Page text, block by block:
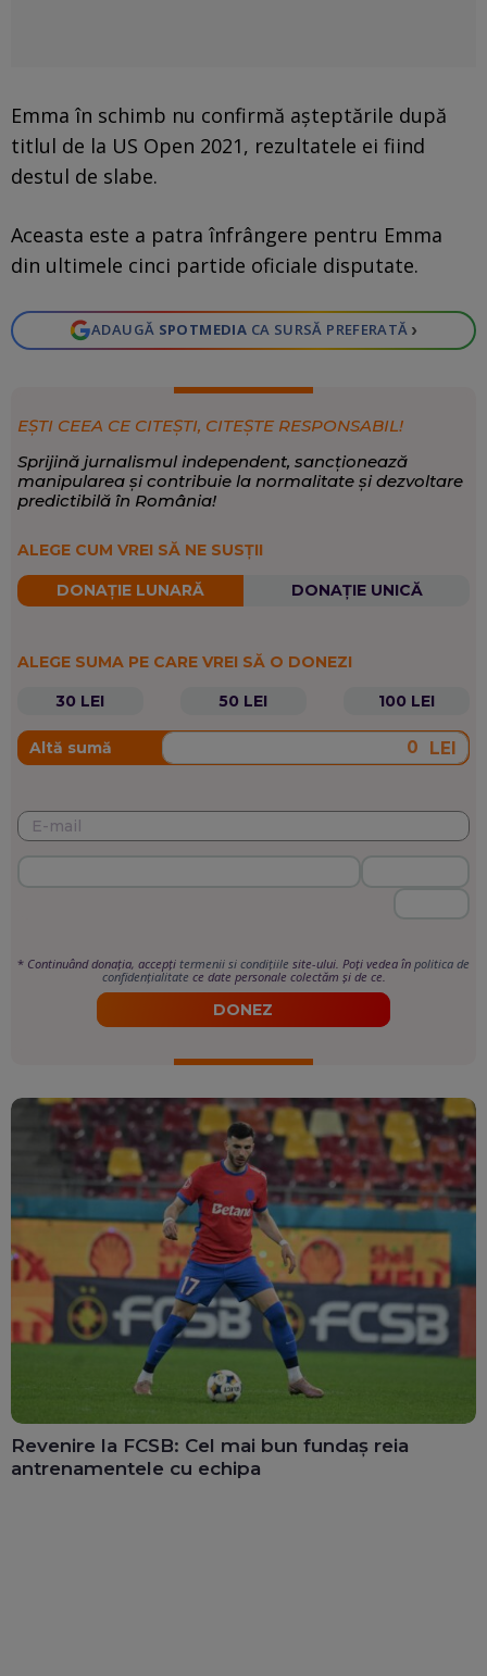
Emma în schimb nu confirmă așteptările după
titlul de la US Open 2021, rezultatele ei fiind
destul de slabe.
Aceasta este a patra înfrângere pentru Emma
din ultimele cinci partide oficiale disputate.
ADAUGĂ SPOTMEDIA CA SURSĂ PREFERATĂ ›
EȘTI CEEA CE CITEȘTI, CITEȘTE RESPONSABIL!
Sprijină jurnalismul independent, sancționează
manipularea și contribuie la normalitate și dezvoltare
predictibilă în România!
ALEGE CUM VREI SĂ NE SUSȚII
DONAȚIE LUNARĂ DONAȚIE UNICĂ
ALEGE SUMA PE CARE VREI SĂ O DONEZI
30 LEI
50 LEI 100 LEI
Altă sumă LEI
* Continuând donația, accepți termenii si condițiile site-ului. Poți vedea în politica de
confidențialitate ce date personale colectăm și de ce.
DONEZ
Revenire la FCSB: Cel mai bun fundaș reia
antrenamentele cu echipa